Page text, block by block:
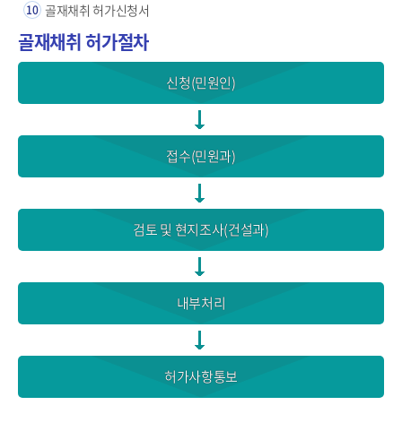
10 골재채취 허가신청서
골재채취 허가절차
신청(민원인)
접수(민원과)
검토 및 현지조사(건설과)
내부처리
허가사항통보